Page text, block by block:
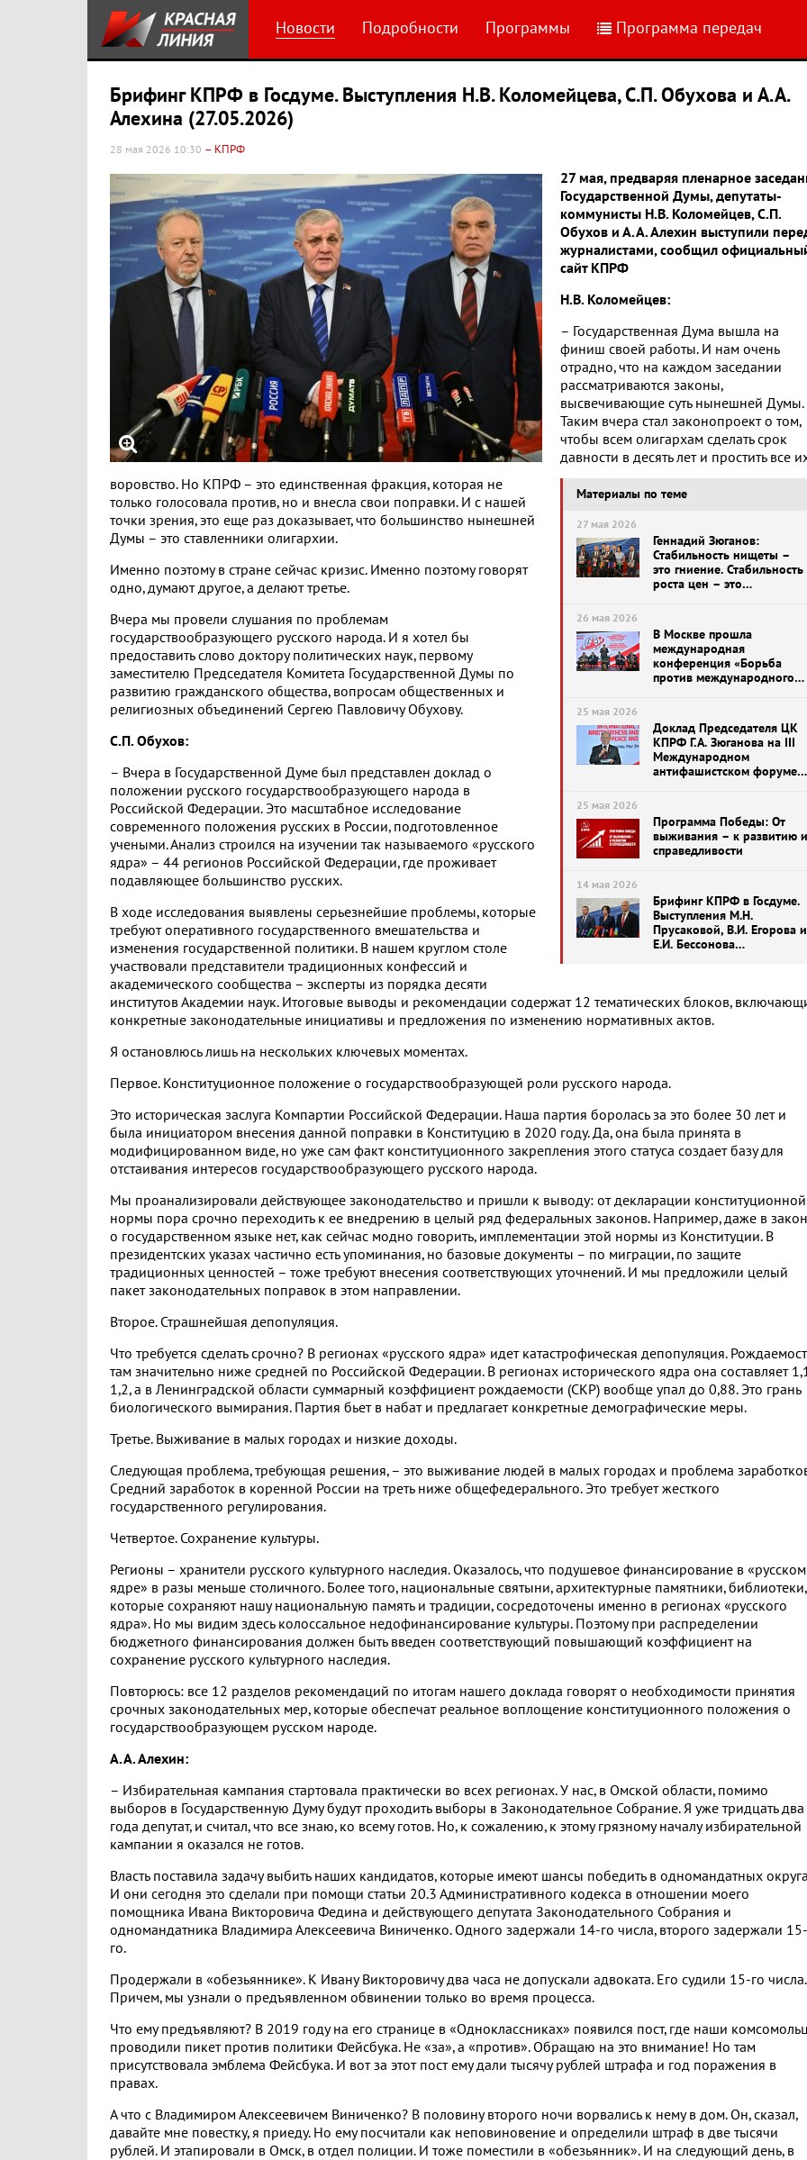
Новости Подробности Программы Программа передач
Брифинг КПРФ в Госдуме. Выступления Н.В. Коломейцева, С.П. Обухова и А.А.
Алехина (27.05.2026)
28 мая 2026 10:30 – КПРФ
27 мая, предваряя пленарное
Государственной Думы, депутаты-
коммунисты Н.В. Коломейцев, С.П.
Обухов и А.А. Алехин выступили
журналистами, сообщил
сайт КПРФ
Материалы по теме
27 мая 2026
Геннадий Зюганов:
Стабильность нищеты –
это гниение. Стабильность
роста цен – это
будущего целого
поколения. Брифинг КПРФ
в Госдуме (26.05.2026)
26 мая 2026
В Москве прошла
международная
конференция «Борьба
против международного
безопасность»
25 мая 2026
Доклад Председателя ЦК
КПРФ Г.А. Зюганова на III
Международном
антифашистском форуме
25 мая 2026
Программа Победы: От
выживания – к развитию и
справедливости
14 мая 2026
Брифинг КПРФ в Госдуме.
Выступления М.Н.
Прусаковой, В.И. Егорова и
Е.И. Бессонова
Н.В. Коломейцев:
– Государственная Дума вышла на
финиш своей работы. И нам очень
отрадно, что на каждом заседании
рассматриваются законы,
высвечивающие суть нынешней Думы.
Таким вчера стал законопроект о том,
чтобы всем олигархам сделать срок
давности в десять лет и простить все
воровство. Но КПРФ – это единственная фракция, которая не
только голосовала против, но и внесла свои поправки. И с нашей
точки зрения, это еще раз доказывает, что большинство нынешней
Думы – это ставленники олигархии.
Именно поэтому в стране сейчас кризис. Именно поэтому говорят
одно, думают другое, а делают третье.
Вчера мы провели слушания по проблемам
государствообразующего русского народа. И я хотел бы
предоставить слово доктору политических наук, первому
заместителю Председателя Комитета Государственной Думы по
развитию гражданского общества, вопросам общественных и
религиозных объединений Сергею Павловичу Обухову.
С.П. Обухов:
– Вчера в Государственной Думе был представлен доклад о
положении русского государствообразующего народа в
Российской Федерации. Это масштабное исследование
современного положения русских в России, подготовленное
учеными. Анализ строился на изучении так называемого «русского
ядра» – 44 регионов Российской Федерации, где проживает
подавляющее большинство русских.
В ходе исследования выявлены серьезнейшие проблемы, которые
требуют оперативного государственного вмешательства и
изменения государственной политики. В нашем круглом столе
участвовали представители традиционных конфессий и
академического сообщества – эксперты из порядка десяти
институтов Академии наук. Итоговые выводы и рекомендации содержат 12 тематических блоков,
конкретные законодательные инициативы и предложения по изменению нормативных актов.
Я остановлюсь лишь на нескольких ключевых моментах.
Первое. Конституционное положение о государствообразующей роли русского народа.
Это историческая заслуга Компартии Российской Федерации. Наша партия боролась за это более 30 лет и
была инициатором внесения данной поправки в Конституцию в 2020 году. Да, она была принята в
модифицированном виде, но уже сам факт конституционного закрепления этого статуса создает базу для
отстаивания интересов государствообразующего русского народа.
Мы проанализировали действующее законодательство и пришли к выводу: от декларации конституционной
нормы пора срочно переходить к ее внедрению в целый ряд федеральных законов. Например, даже в
о государственном языке нет, как сейчас модно говорить, имплементации этой нормы из Конституции. В
президентских указах частично есть упоминания, но базовые документы – по миграции, по защите
традиционных ценностей – тоже требуют внесения соответствующих уточнений. И мы предложили целый
пакет законодательных поправок в этом направлении.
Второе. Страшнейшая депопуляция.
Что требуется сделать срочно? В регионах «русского ядра» идет катастрофическая депопуляция.
там значительно ниже средней по Российской Федерации. В регионах исторического ядра она составляет
1,2, а в Ленинградской области суммарный коэффициент рождаемости (СКР) вообще упал до 0,88. Это грань
биологического вымирания. Партия бьет в набат и предлагает конкретные демографические меры.
Третье. Выживание в малых городах и низкие доходы.
Следующая проблема, требующая решения, – это выживание людей в малых городах и проблема
Средний заработок в коренной России на треть ниже общефедерального. Это требует жесткого
государственного регулирования.
Четвертое. Сохранение культуры.
Регионы – хранители русского культурного наследия. Оказалось, что подушевое финансирование в «русском
ядре» в разы меньше столичного. Более того, национальные святыни, архитектурные памятники, библиотеки,
которые сохраняют нашу национальную память и традиции, сосредоточены именно в регионах «русского
ядра». Но мы видим здесь колоссальное недофинансирование культуры. Поэтому при распределении
бюджетного финансирования должен быть введен соответствующий повышающий коэффициент на
сохранение русского культурного наследия.
Повторюсь: все 12 разделов рекомендаций по итогам нашего доклада говорят о необходимости принятия
срочных законодательных мер, которые обеспечат реальное воплощение конституционного положения о
государствообразующем русском народе.
А.А. Алехин:
– Избирательная кампания стартовала практически во всех регионах. У нас, в Омской области, помимо
выборов в Государственную Думу будут проходить выборы в Законодательное Собрание. Я уже тридцать два
года депутат, и считал, что все знаю, ко всему готов. Но, к сожалению, к этому грязному началу избирательной
кампании я оказался не готов.
Власть поставила задачу выбить наших кандидатов, которые имеют шансы победить в одномандатных
И они сегодня это сделали при помощи статьи 20.3 Административного кодекса в отношении моего
помощника Ивана Викторовича Федина и действующего депутата Законодательного Собрания и
одномандатника Владимира Алексеевича Виниченко. Одного задержали 14-го числа, второго задержали 15-
го.
Продержали в «обезьяннике». К Ивану Викторовичу два часа не допускали адвоката. Его судили 15-го числа.
Причем, мы узнали о предъявленном обвинении только во время процесса.
Что ему предъявляют? В 2019 году на его странице в «Одноклассниках» появился пост, где наши
проводили пикет против политики Фейсбука. Не «за», а «против». Обращаю на это внимание! Но там
присутствовала эмблема Фейсбука. И вот за этот пост ему дали тысячу рублей штрафа и год поражения в
правах.
А что с Владимиром Алексеевичем Виниченко? В половину второго ночи ворвались к нему в дом. Он, сказал,
давайте мне повестку, я приеду. Но ему посчитали как неповиновение и определили штраф в две тысячи
рублей. И этапировали в Омск, в отдел полиции. И тоже поместили в «обезьянник». И на следующий день, в